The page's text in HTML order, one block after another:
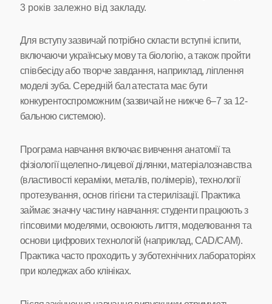
3 років залежно від закладу.
Для вступу зазвичай потрібно скласти вступні іспити,
включаючи українську мову та біологію, а також пройти
співбесіду або творче завдання, наприклад, ліплення
моделі зуба. Середній бал атестата має бути
конкурентоспроможним (зазвичай не нижче 6–7 за 12-
бальною системою).
Програма навчання включає вивчення анатомії та
фізіології щелепно-лицевої ділянки, матеріалознавства
(властивості кераміки, металів, полімерів), технології
протезування, основ гігієни та стерилізації. Практика
займає значну частину навчання: студенти працюють з
гіпсовими моделями, освоюють лиття, моделювання та
основи цифрових технологій (наприклад, CAD/CAM).
Практика часто проходить у зуботехнічних лабораторіях
при коледжах або клініках.